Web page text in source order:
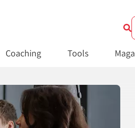
Coaching Tools